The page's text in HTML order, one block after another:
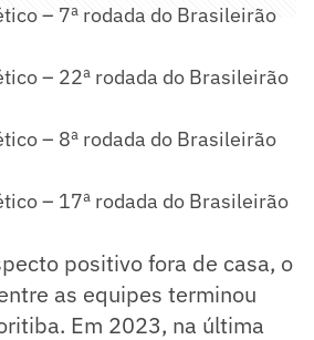
– 7ª rodada do Brasileirão
– 22ª rodada do Brasileirão
– 8ª rodada do Brasileirão
– 17ª rodada do Brasileirão
positivo fora de casa, o
as equipes terminou
Em 2023, na última